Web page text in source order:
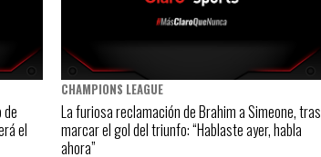
el
CHAMPIONS LEAGUE
La furiosa reclamación de Brahim a Simeone, tras
marcar el gol del triunfo: “Hablaste ayer, habla
ahora”